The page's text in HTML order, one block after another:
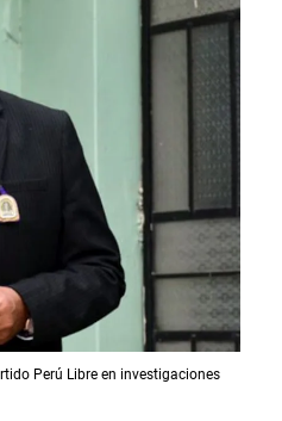
Perú Libre en investigaciones